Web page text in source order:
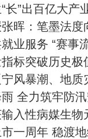
长”出百亿大产
晖：笔墨法
业服务 “赛事
标突破历史极
宁风暴潮、地
全力筑牢防
入性病媒生物
一周年 稳渡